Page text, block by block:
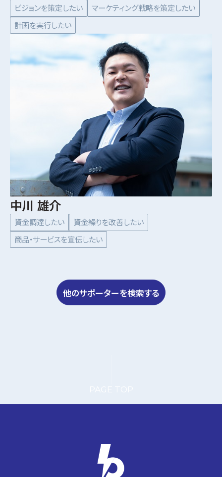
ビジョンを策定したい
マーケティング戦略を策定したい
計画を実行したい
中川 雄介
資金調達したい
資金繰りを改善したい
商品・サービスを宣伝したい
他のサポーターを検索する